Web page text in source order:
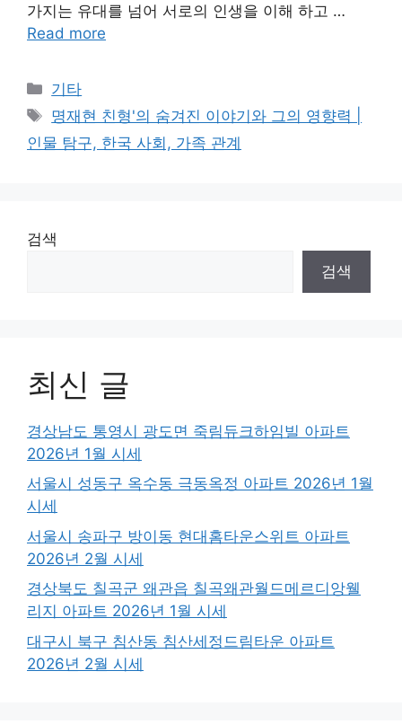
가지는 유대를 넘어 서로의 인생을 이해 하고 …
Read more
Categories
기타
Tags
명재현 친형'의 숨겨진 이야기와 그의 영향력 |
인물 탐구, 한국 사회, 가족 관계
검색
검색
최신 글
경상남도 통영시 광도면 죽림듀크하임빌 아파트
2026년 1월 시세
서울시 성동구 옥수동 극동옥정 아파트 2026년 1월
시세
서울시 송파구 방이동 현대홈타운스위트 아파트
2026년 2월 시세
경상북도 칠곡군 왜관읍 칠곡왜관월드메르디앙웰
리지 아파트 2026년 1월 시세
대구시 북구 침산동 침산세정드림타운 아파트
2026년 2월 시세